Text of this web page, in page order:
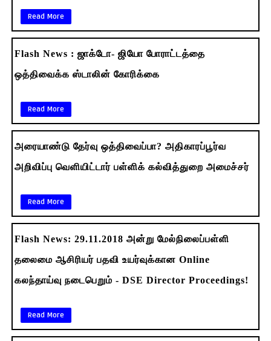
Read More
Flash News : ஜாக்டோ- ஜியோ போராட்டத்தை
ஒத்திவைக்க ஸ்டாலின் கோரிக்கை
Read More
அரையாண்டு தேர்வு ஒத்திவைப்பா? அதிகாரப்பூர்வ
அறிவிப்பு வெளியிட்டார் பள்ளிக் கல்வித்துறை அமைச்சர்
Read More
Flash News: 29.11.2018 அன்று மேல்நிலைப்பள்ளி
தலைமை ஆசிரியர் பதவி உயர்வுக்கான Online
கலந்தாய்வு நடைபெறும் - DSE Director Proceedings!
Read More